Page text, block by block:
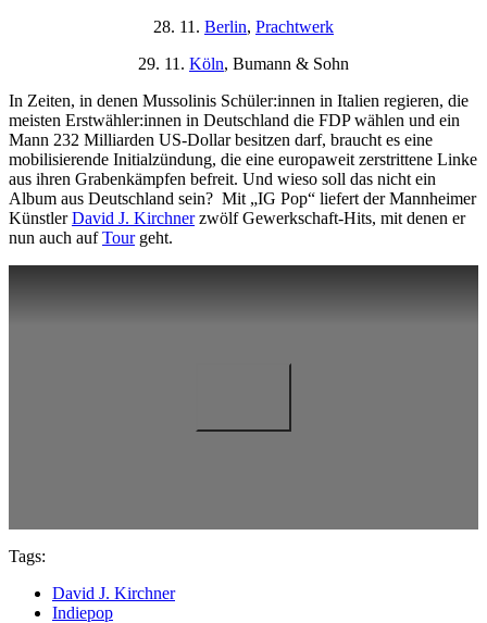
28. 11. Berlin, Prachtwerk
29. 11. Köln, Bumann & Sohn
In Zeiten, in denen Mussolinis Schüler:innen in Italien regieren, die
meisten Erstwähler:innen in Deutschland die FDP wählen und ein
Mann 232 Milliarden US-Dollar besitzen darf, braucht es eine
mobilisierende Initialzündung, die eine europaweit zerstrittene Linke
aus ihren Grabenkämpfen befreit. Und wieso soll das nicht ein
Album aus Deutschland sein? Mit „IG Pop“ liefert der Mannheimer
KünstlerDavid J. Kirchnerzwölf Gewerkschaft-Hits, mit denen er
nun auch aufTourgeht.
Tags:
David J. Kirchner
Indiepop